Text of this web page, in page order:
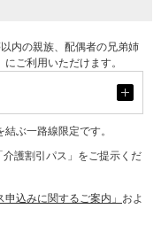
内の親族、配偶者の兄弟姉
ご利用いただけます。
開
ぶ一路線限定です。
護割引パス」をご提示くだ
申込みに関するご案内」 およ